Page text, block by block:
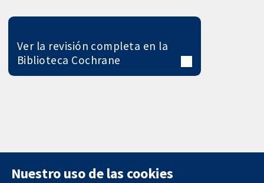
Ver la revisión completa en la
Biblioteca Cochrane
Nuestro uso de las cookies